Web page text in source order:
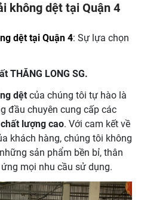
không dệt tại Quận 4
dệt tại Quận 4: Sự lựa chọn
THĂNG LONG SG.
dệt của chúng tôi tự hào là
đầu chuyên cung cấp các
lượng cao. Với cam kết về
khách hàng, chúng tôi không
sản phẩm bền bỉ, thân
mọi nhu cầu sử dụng.